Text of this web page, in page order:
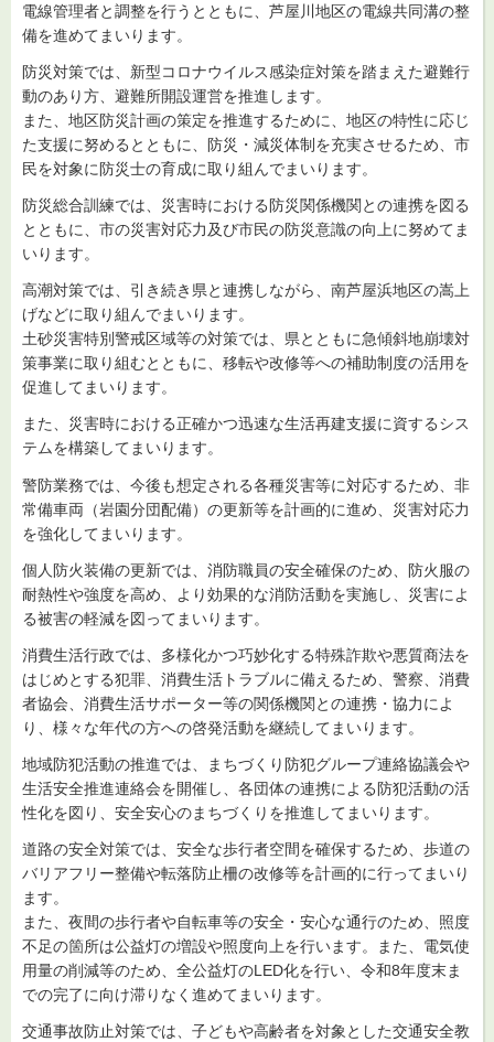
電線管理者と調整を行うとともに、芦屋川地区の電線共同溝の整
備を進めてまいります。
防災対策では、新型コロナウイルス感染症対策を踏まえた避難行
動のあり方、避難所開設運営を推進します。
また、地区防災計画の策定を推進するために、地区の特性に応じ
た支援に努めるとともに、防災・減災体制を充実させるため、市
民を対象に防災士の育成に取り組んでまいります。
防災総合訓練では、災害時における防災関係機関との連携を図る
とともに、市の災害対応力及び市民の防災意識の向上に努めてま
いります。
高潮対策では、引き続き県と連携しながら、南芦屋浜地区の嵩上
げなどに取り組んでまいります。
土砂災害特別警戒区域等の対策では、県とともに急傾斜地崩壊対
策事業に取り組むとともに、移転や改修等への補助制度の活用を
促進してまいります。
また、災害時における正確かつ迅速な生活再建支援に資するシス
テムを構築してまいります。
警防業務では、今後も想定される各種災害等に対応するため、非
常備車両（岩園分団配備）の更新等を計画的に進め、災害対応力
を強化してまいります。
個人防火装備の更新では、消防職員の安全確保のため、防火服の
耐熱性や強度を高め、より効果的な消防活動を実施し、災害によ
る被害の軽減を図ってまいります。
消費生活行政では、多様化かつ巧妙化する特殊詐欺や悪質商法を
はじめとする犯罪、消費生活トラブルに備えるため、警察、消費
者協会、消費生活サポーター等の関係機関との連携・協力によ
り、様々な年代の方への啓発活動を継続してまいります。
地域防犯活動の推進では、まちづくり防犯グループ連絡協議会や
生活安全推進連絡会を開催し、各団体の連携による防犯活動の活
性化を図り、安全安心のまちづくりを推進してまいります。
道路の安全対策では、安全な歩行者空間を確保するため、歩道の
バリアフリー整備や転落防止柵の改修等を計画的に行ってまいり
ます。
また、夜間の歩行者や自転車等の安全・安心な通行のため、照度
不足の箇所は公益灯の増設や照度向上を行います。また、電気使
用量の削減等のため、全公益灯のLED化を行い、令和8年度末ま
での完了に向け滞りなく進めてまいります。
交通事故防止対策では、子どもや高齢者を対象とした交通安全教